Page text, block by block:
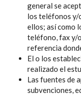
general se
los teléfonos y/
ellos; así como
teléfono, fax y/
referencia
El o los
realizado el
Las fuentes de
subvenciones,